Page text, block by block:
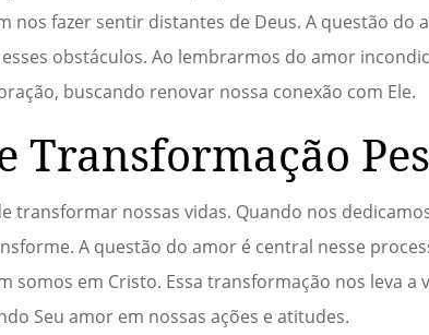
nos fazer sentir distantes de Deus. A questão
obstáculos. Ao lembrarmos do amor
buscando renovar nossa conexão com Ele.
Transformação
transformar nossas vidas. Quando nos
A questão do amor é central nesse
somos em Cristo. Essa transformação nos leva a
Seu amor em nossas ações e atitudes.